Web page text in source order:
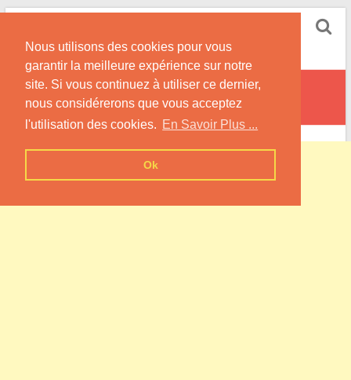
Nous utilisons des cookies pour vous
garantir la meilleure expérience sur notre
site. Si vous continuez à utiliser ce dernier,
nous considérerons que vous acceptez
l'utilisation des cookies. En Savoir Plus ...
Ok
Skip
content
Informations sur les Pompes à Chaleur
Brumetz